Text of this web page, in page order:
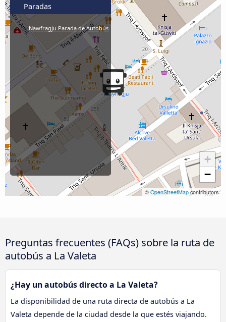
+
−
© OpenStreetMap contributors
Paradas
Nawfragju Parada de Autobús
Preguntas frecuentes (FAQs) sobre la ruta de
autobús a La Valeta
¿Hay un autobús directo a La Valeta?
La disponibilidad de una ruta directa de autobús a La
Valeta depende de la ciudad desde la que estés viajando.